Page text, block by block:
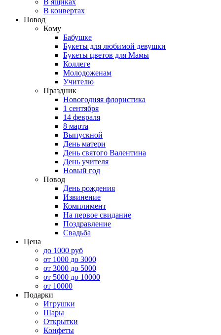
В ящиках
В конвертах
Повод
Кому
Бабушке
Букеты для любимой девушки
Букеты цветов для Мамы
Коллеге
Молодоженам
Учителю
Праздник
Новогодняя флористика
1 сентября
14 февраля
8 марта
Выпускной
День матери
День святого Валентина
День учителя
Новый год
Повод
День рождения
Извинение
Комплимент
На первое свидание
Поздравление
Свадьба
Цена
до 1000 руб
от 1000 до 3000
от 3000 до 5000
от 5000 до 10000
от 10000
Подарки
Игрушки
Шары
Открытки
Конфеты